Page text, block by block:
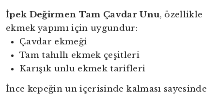
İpek Değirmen Tam Çavdar Unu, özellikle
ekmek yapımı için uygundur:
Çavdar ekmeği
Tam tahıllı ekmek çeşitleri
Karışık unlu ekmek tarifleri
İnce kepeğin un içerisinde kalması sayesinde